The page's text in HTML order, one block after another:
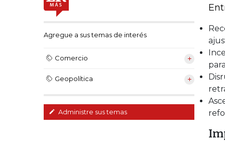
Agregue a sus temas de interés
Comercio
Geopolítica
Administre sus temas